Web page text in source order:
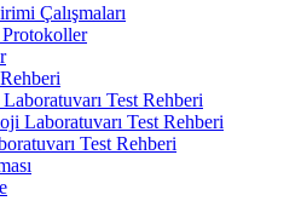
Çalışmaları
Test Rehberi
Laboratuvarı Test Rehberi
Test Rehberi